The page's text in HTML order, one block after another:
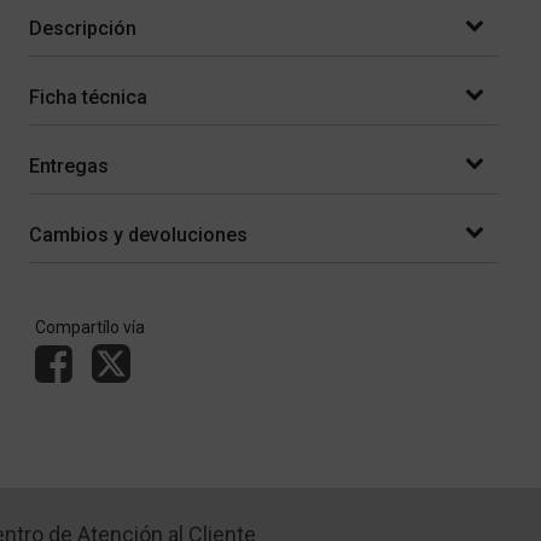
Descripción
Ficha técnica
Entregas
Cambios y devoluciones
Compartílo vía
de Atención al Cliente